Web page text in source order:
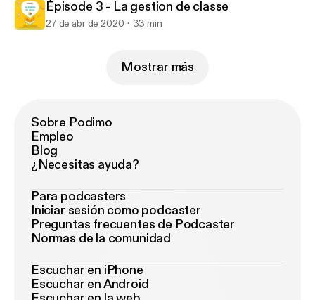
Épisode 3 - La gestion de classe
27 de abr de 2020 33 min
Mostrar más
Sobre Podimo
Empleo
Blog
¿Necesitas ayuda?
Para podcasters
Iniciar sesión como podcaster
Preguntas frecuentes de Podcaster
Normas de la comunidad
Escuchar en iPhone
Escuchar en Android